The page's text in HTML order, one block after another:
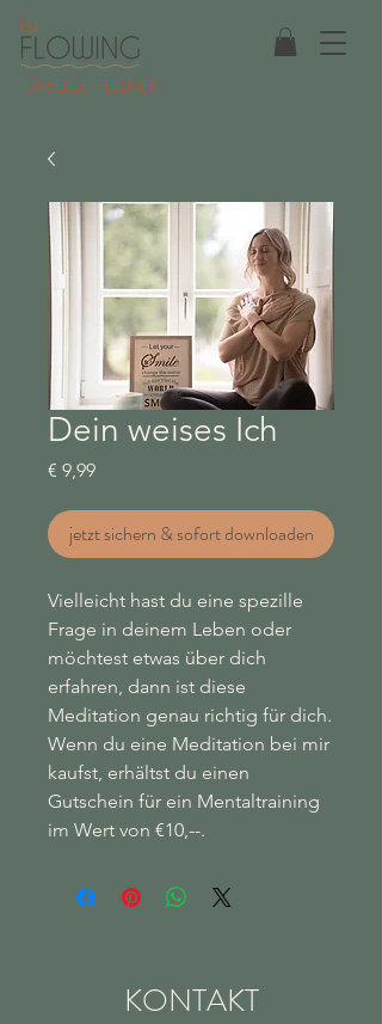
ISABELLE FELLNER
Dein weises Ich
€ 9,99Preis
jetzt sichern & sofort downloaden
Vielleicht hast du eine spezille
Frage in deinem Leben oder
möchtest etwas über dich
erfahren, dann ist diese
Meditation genau richtig für dich.
Wenn du eine Meditation bei mir
kaufst, erhältst du einen
Gutschein für ein Mentaltraining
im Wert von €10,--.
KONTAKT